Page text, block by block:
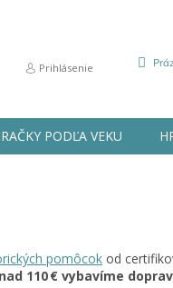
Prihlásenie
PODĽA VEKU
pomôcok od
110 € vybavíme